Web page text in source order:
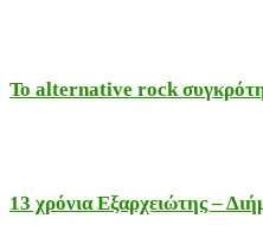
Το alternative rock
13 χρόνια Εξαρχειώτης –